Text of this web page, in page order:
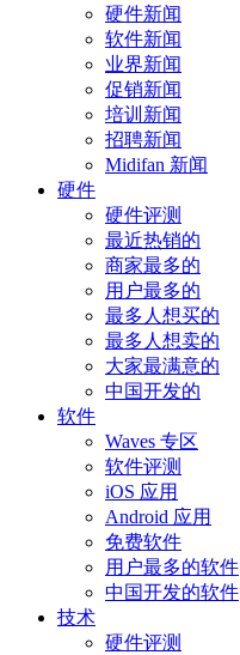
硬件新闻
软件新闻
业界新闻
促销新闻
培训新闻
招聘新闻
Midifan 新闻
硬件
硬件评测
最近热销的
商家最多的
用户最多的
最多人想买的
最多人想卖的
大家最满意的
中国开发的
软件
Waves 专区
软件评测
iOS 应用
Android 应用
免费软件
用户最多的软件
中国开发的软件
技术
硬件评测